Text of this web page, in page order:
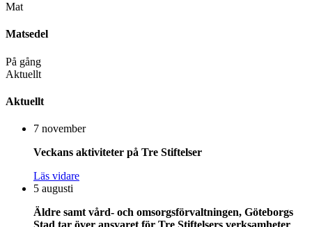
Mat
Matsedel
På gång
Aktuellt
Aktuellt
7 november
Veckans aktiviteter på Tre Stiftelser
Läs vidare
5 augusti
Äldre samt vård- och omsorgsförvaltningen, Göteborgs
Stad tar över ansvaret för Tre Stiftelsers verksamheter